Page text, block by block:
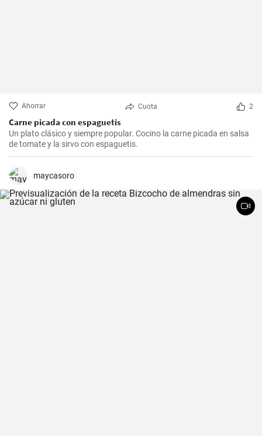
Ahorrar Cuota 2
Carne picada con espaguetis
Un plato clásico y siempre popular. Cocino la carne picada en salsa
de tomate y la sirvo con espaguetis.
maycasoro